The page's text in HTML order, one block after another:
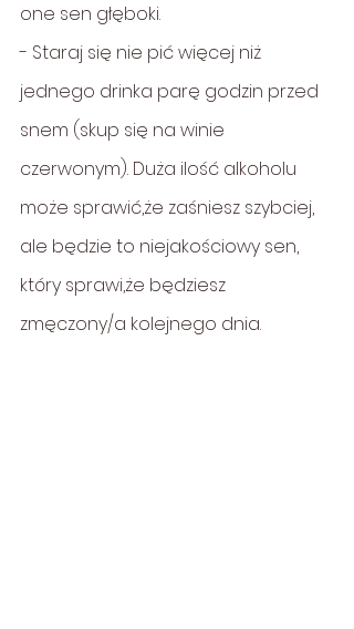
one sen głęboki.
- Staraj się nie pić więcej niż
jednego drinka parę godzin przed
snem (skup się na winie
czerwonym). Duża ilość alkoholu
może sprawić,że zaśniesz szybciej,
ale będzie to niejakościowy sen,
który sprawi,że będziesz
zmęczony/a kolejnego dnia.